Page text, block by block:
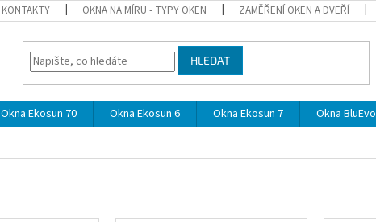
KONTAKTY OKNA NA MÍRU - TYPY OKEN ZAMĚŘENÍ OKEN A DVEŘÍ
HLEDAT
Okna Ekosun 70 Okna Ekosun 6 Okna Ekosun 7 Okna